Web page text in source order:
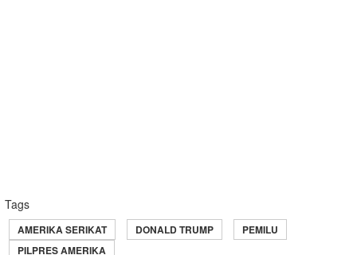
Tags
AMERIKA SERIKAT DONALD TRUMP
PEMILU
PILPRES AMERIKA